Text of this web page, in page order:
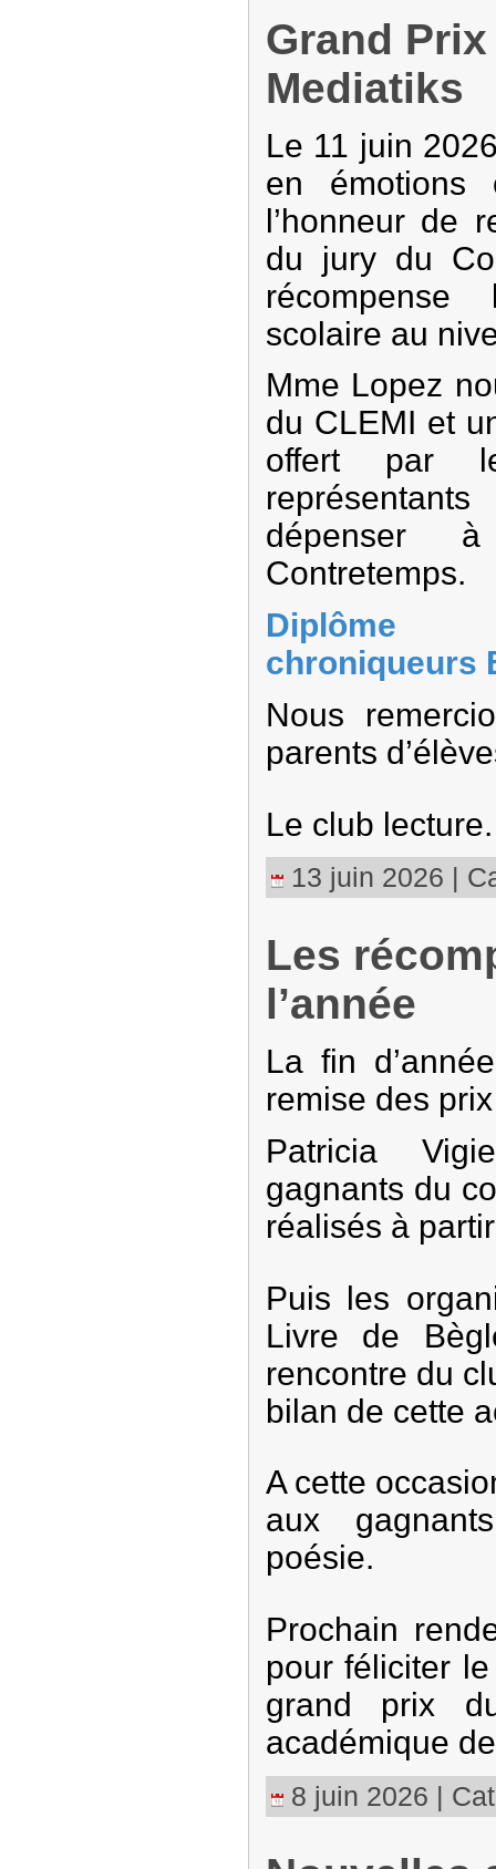
Grand
Mediatiks
Le 11 juin
en émotions
l’honneur de
du jury du
scolaire au
Mme Lopez
du CLEMI et
offert par
dépenser
Contretemps.
Diplôme
chroniqueurs
Nous
parents
Le club lecture.
13 juin 2026 |
Les
l’année
La fin
remise des
Patricia
gagnants du
réalisés à
Puis les
Livre de
rencontre du
bilan de cette
A cette
aux
poésie.
Prochain
pour féliciter
grand prix
académique
8 juin 2026 |